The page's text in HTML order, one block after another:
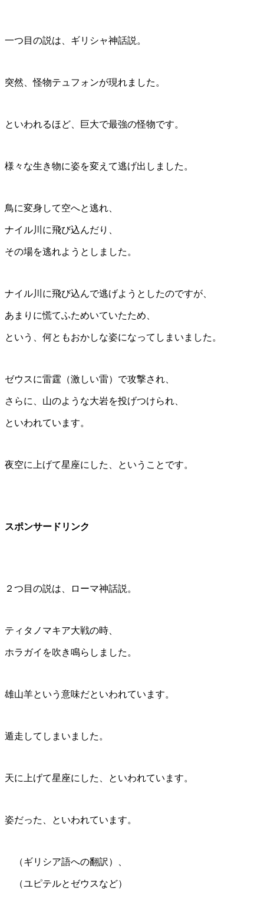
一つ目の説は、ギリシャ神話説。
突然、怪物テュフォンが現れました。
といわれるほど、巨大で最強の怪物です。
様々な生き物に姿を変えて逃げ出しました。
鳥に変身して空へと逃れ、
ナイル川に飛び込んだり、
その場を逃れようとしました。
ナイル川に飛び込んで逃げようとしたのですが、
あまりに慌てふためいていたため、
という、何ともおかしな姿になってしまいました。
ゼウスに雷霆（激しい雷）で攻撃され、
さらに、山のような大岩を投げつけられ、
といわれています。
夜空に上げて星座にした、ということです。
スポンサードリンク
２つ目の説は、ローマ神話説。
ティタノマキア大戦の時、
ホラガイを吹き鳴らしました。
雄山羊という意味だといわれています。
遁走してしまいました。
天に上げて星座にした、といわれています。
姿だった、といわれています。
（ギリシア語への翻訳）、
（ユピテルとゼウスなど）